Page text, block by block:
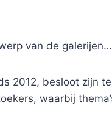
van de
2012, besloot zijn
waarbij